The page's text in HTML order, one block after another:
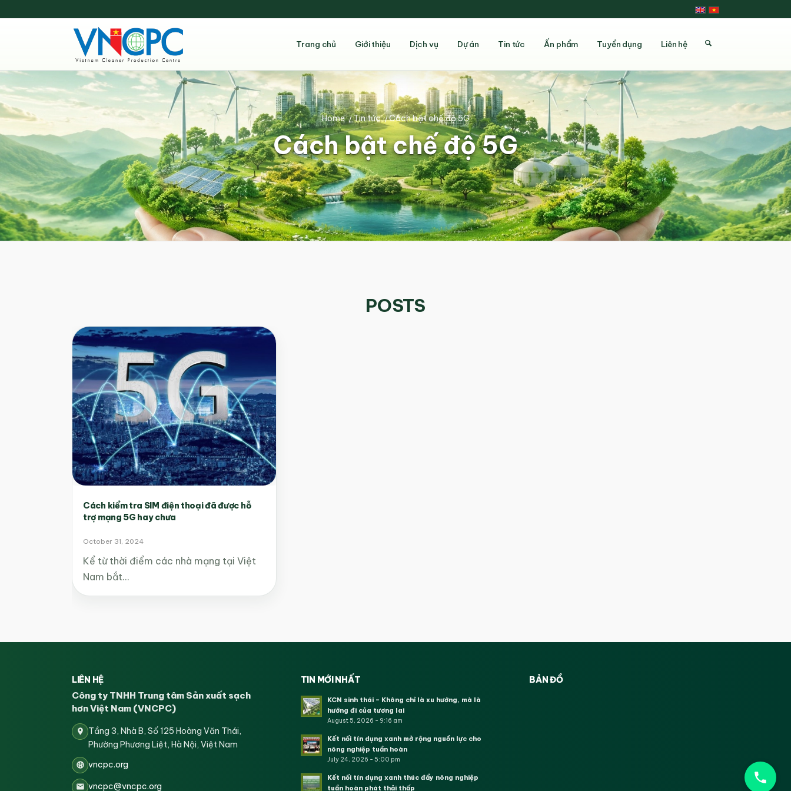
Trang chủ Giới thiệu Dịch vụ Dự án Tin tức Ấn phẩm Tuyển dụng Liên hệ
Cách bật chế độ 5G
Home /Tin tức /Cách bật chế độ 5G
POSTS
Cách kiểm tra SIM điện thoại đã được hỗ
trợ mạng 5G hay chưa
October 31, 2024
Kể từ thời điểm các nhà mạng tại Việt
Nam bắt…
LIÊN HỆ
Công ty TNHH Trung tâm Sản xuất sạch
hơn Việt Nam (VNCPC)
Tầng 3, Nhà B, Số 125 Hoàng Văn Thái,
Phường Phương Liệt, Hà Nội, Việt Nam
vncpc.org
vncpc@vncpc.org
TIN MỚI NHẤT
KCN sinh thái – Không chỉ là xu hướng, mà là
hướng đi của tương lai
August 5, 2026 - 9:16 am
Kết nối tín dụng xanh mở rộng nguồn lực cho
nông nghiệp tuần hoàn
July 24, 2026 - 5:00 pm
Kết nối tín dụng xanh thúc đẩy nông nghiệp
tuần hoàn phát thải thấp
BẢN ĐỒ